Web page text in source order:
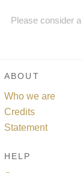
Please consider a
ABOUT
Who we are
Credits
Statement
HELP